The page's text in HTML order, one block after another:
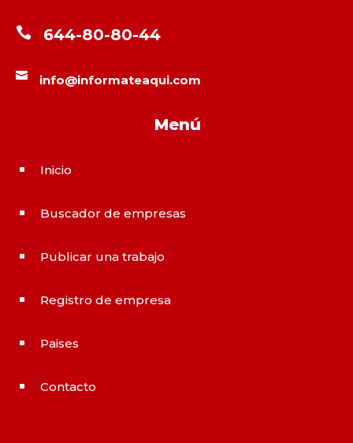
 644-80-80-44
 info@informateaqui.com
Menú
^ Inicio
^ Buscador de empresas
^ Publicar una trabajo
^ Registro de empresa
^ Paises
^ Contacto